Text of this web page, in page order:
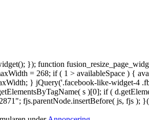
}); function
= 268; if ( 1 > availableSpace ) {
} jQuery('.facebook-like-widget-4
s )[0]; if (
fjs.parentNode.insertBefore( js, fjs );